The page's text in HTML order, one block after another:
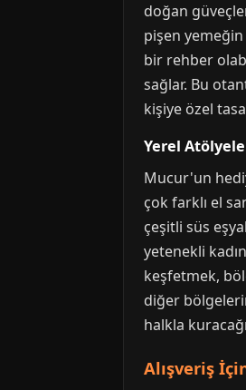
doğan
pişen
bir rehber
sağlar. Bu
kişiye özel
Yerel
Mucur'un
çok farklı el
çeşitli süs
yetenekli
keşfetmek,
diğer
halkla
Alışveriş